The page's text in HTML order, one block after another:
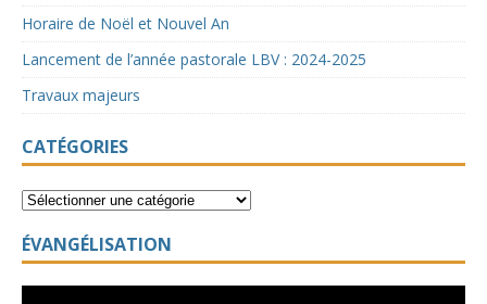
Horaire de Noël et Nouvel An
Lancement de l’année pastorale LBV : 2024-2025
Travaux majeurs
CATÉGORIES
ÉVANGÉLISATION